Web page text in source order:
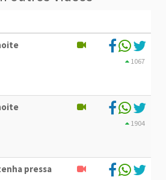
1067
1904
pressa